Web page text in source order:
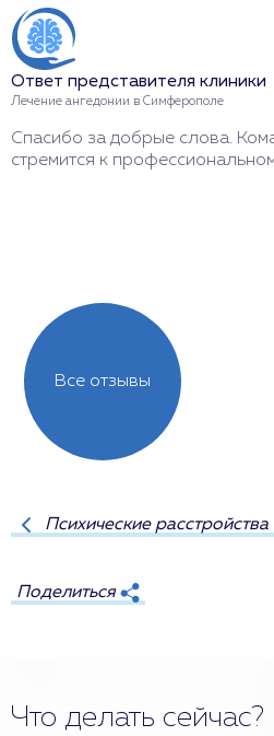
Ответ представителя клиники
Лечение ангедонии в Симферополе
Спасибо за добрые слова.
стремится к
Все отзывы
Психические расстройства
Поделиться
Что делать сейчас?